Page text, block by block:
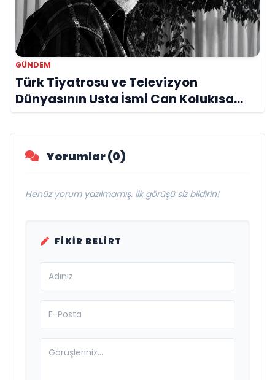
GÜNDEM
Türk Tiyatrosu ve Televizyon
Dünyasının Usta İsmi Can Kolukısa
Hayatını Kaybetti
Yorumlar (0)
Henüz yorum yazılmamış. İlk görüşü siz bildirin!
FIKIR BELIRT